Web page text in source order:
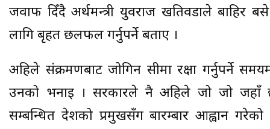
जवाफ दिँदै अर्थमन्त्री युवराज खतिवडाले बाहिर
लागि बृहत छलफल गर्नुपर्ने बताए ।
अहिले संक्रमणबाट जोगिन सीमा रक्षा गर्नुपर्ने
उनको भनाइ । सरकारले नै अहिले जो जो जहाँ
सम्बन्धित देशको प्रमुखसँग बारम्बार आह्वान